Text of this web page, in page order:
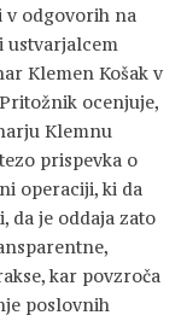
v odgovorih na
ustvarjalcem
Klemen Košak v
ocenjuje,
Klemnu
prispevka o
operaciji, ki da
da je oddaja zato
kar povzroča
poslovnih